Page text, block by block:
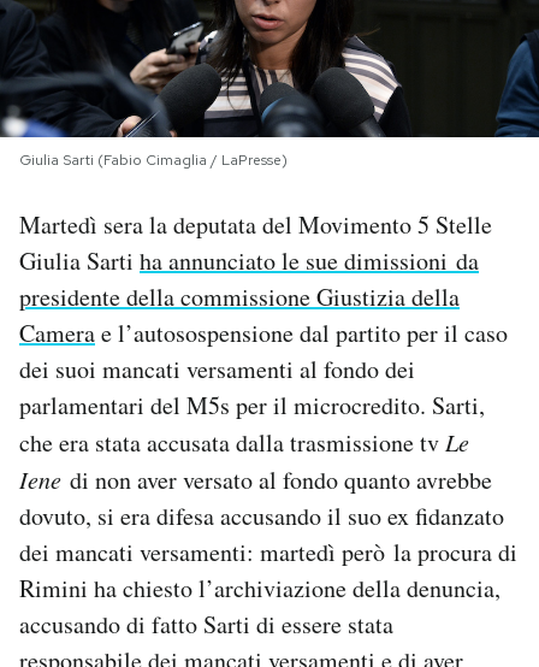
NEWSLETTER
I MIEI PREFERITI
CALENDARIO
AREA PERSONALE
Area Personale
Notifiche mobile
Regala il Post
Hai bisogno di aiuto?
Esci
Giulia Sarti (Fabio Cimaglia / LaPresse)
Martedì sera la deputata del Movimento 5 Stelle
Giulia Sarti ha annunciato le sue dimissioni da
presidente della commissione Giustizia della
Camerae l’autosospensione dal partito per il caso
dei suoi mancati versamenti al fondo dei
parlamentari del M5s per il microcredito. Sarti,
che era stata accusata dalla trasmissione tvLe
Iene di non aver versato al fondo quanto avrebbe
dovuto, si era difesa accusando il suo ex fidanzato
dei mancati versamenti: martedì però la procura di
Rimini ha chiesto l’archiviazione della denuncia,
accusando di fatto Sarti di essere stata